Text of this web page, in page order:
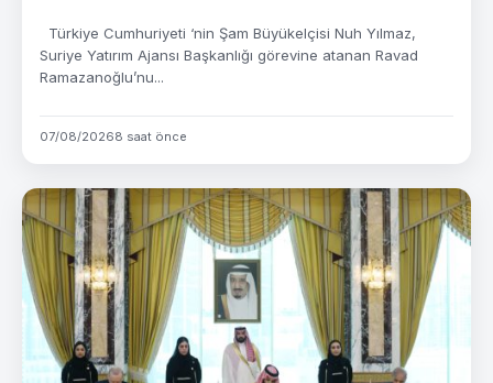
Türkiye Cumhuriyeti ‘nin Şam Büyükelçisi Nuh Yılmaz,
Suriye Yatırım Ajansı Başkanlığı görevine atanan Ravad
Ramazanoğlu’nu...
07/08/20268 saat önce